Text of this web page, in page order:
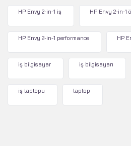
HP Envy 2-in-1 iş HP Envy 2-in-1
HP Envy 2-in-1 performance HP
iş bilgisayar iş bilgisayarı
iş laptopu laptop